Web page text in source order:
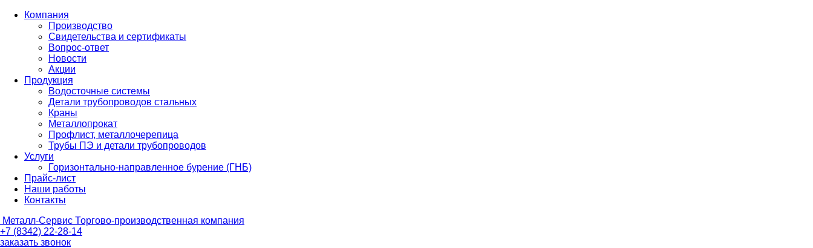
Компания
Производство
Свидетельства и сертификаты
Вопрос-ответ
Новости
Акции
Продукция
Водосточные системы
Детали трубопроводов стальных
Краны
Металлопрокат
Профлист, металлочерепица
Трубы ПЭ и детали трубопроводов
Услуги
Горизонтально-направленное бурение (ГНБ)
Прайс-лист
Наши работы
Контакты
Металл-Сервис Торгово-производственная компания
+7 (8342) 22-28-14
заказать звонок